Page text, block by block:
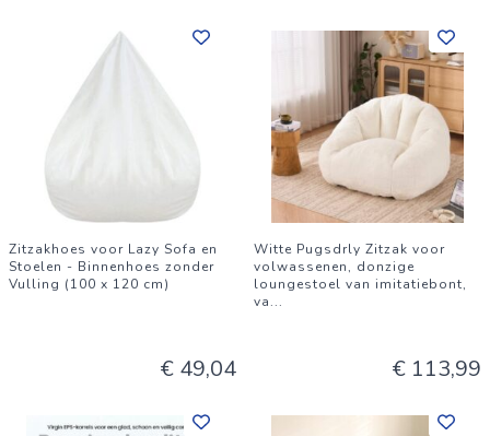
Zitzakhoes voor Lazy Sofa en
Stoelen - Binnenhoes zonder
Vulling (100 x 120 cm)
€ 49,04
Witte Pugsdrly Zitzak voor
volwassenen, donzige
loungestoel van imitatiebont,
va...
€ 113,99